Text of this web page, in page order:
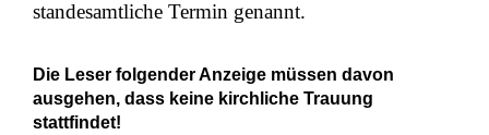
standesamtliche Termin genannt.
Die Leser folgender Anzeige müssen davon
ausgehen, dass keine kirchliche Trauung
stattfindet!